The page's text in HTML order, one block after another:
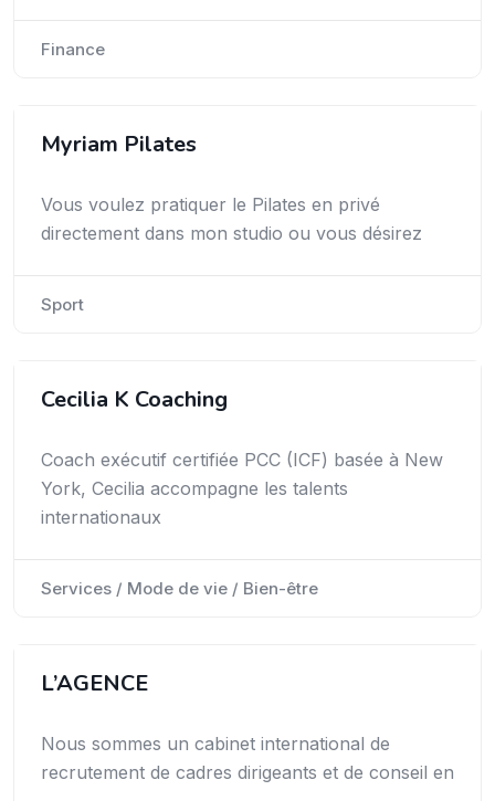
Finance
Myriam Pilates
Vous voulez pratiquer le Pilates en privé
directement dans mon studio ou vous désirez
Sport
Cecilia K Coaching
Coach exécutif certifiée PCC (ICF) basée à New
York, Cecilia accompagne les talents
internationaux
Services / Mode de vie / Bien-être
L’AGENCE
Nous sommes un cabinet international de
recrutement de cadres dirigeants et de conseil en